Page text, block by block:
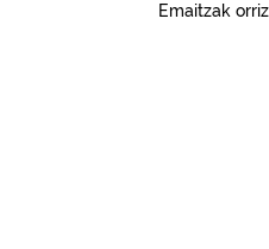
Emaitzak